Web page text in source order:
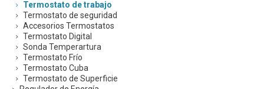
Termostato de trabajo
Termostato de seguridad
Accesorios Termostatos
Termostato Digital
Sonda Temperartura
Termostato Frío
Termostato Cuba
Termostato de Superficie